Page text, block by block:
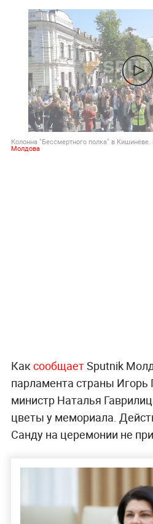
Колонна "Бессмертного полка" в
Молдова
КаксообщаетSputnik
парламента страны Игорь
министр Наталья
цветы у мемориала.
Санду на церемонии не